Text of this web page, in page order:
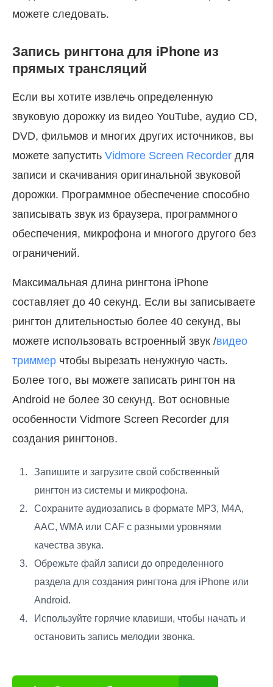
можете следовать.
Запись рингтона для iPhone из
прямых трансляций
Если вы хотите извлечь определенную
звуковую дорожку из видео YouTube, аудио CD,
DVD, фильмов и многих других источников, вы
можете запустить Vidmore Screen Recorder для
записи и скачивания оригинальной звуковой
дорожки. Программное обеспечение способно
записывать звук из браузера, программного
обеспечения, микрофона и многого другого без
ограничений.
Максимальная длина рингтона iPhone
составляет до 40 секунд. Если вы записываете
рингтон длительностью более 40 секунд, вы
можете использовать встроенный звук /видео
триммер чтобы вырезать ненужную часть.
Более того, вы можете записать рингтон на
Android не более 30 секунд. Вот основные
особенности Vidmore Screen Recorder для
создания рингтонов.
Запишите и загрузите свой собственный
рингтон из системы и микрофона.
Сохраните аудиозапись в формате MP3, M4A,
AAC, WMA или CAF с разными уровнями
качества звука.
Обрежьте файл записи до определенного
раздела для создания рингтона для iPhone или
Android.
Используйте горячие клавиши, чтобы начать и
остановить запись мелодии звонка.